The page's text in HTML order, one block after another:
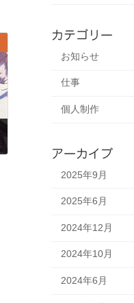
カテゴリー
お知らせ
仕事
個人制作
アーカイブ
2025年9月
2025年6月
2024年12月
2024年10月
2024年6月